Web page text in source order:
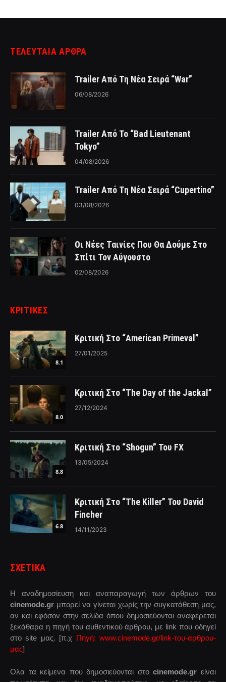
ΤΕΛΕΥΤΑΙΑ ΑΡΘΡΑ
Trailer Από Τη Νέα Σειρά “War”
06/08/2026
Trailer Από Το “Bad Lieutenant
Tokyo”
04/08/2026
Trailer Από Τη Νέα Σειρά “Cupertino”
03/08/2026
Οι Νέες Ταινίες Που Θα Δούμε Στο
Σπίτι Τον Αύγουστο
02/08/2026
ΚΡΙΤΙΚΈΣ
8.1
Κριτική Στο “American Primeval”
27/01/2025
8.0
Κριτική Στο “The Day of the Jackal”
27/12/2024
8.8
Κριτική Στο “Shogun” Του FX
13/05/2024
6.8
Κριτική Στο “The Killer” Του David
Fincher
14/11/2023
ΣΧΕΤΙΚΑ
Η αναδημοσίευση και αναπαραγωγή των άρθρων του
cinemode.gr μπορεί να γίνεται χωρίς την συγκατάθεση μας,
αν και εφόσον στην σελίδα όπου δημοσιεύονται αναφέρεται
ξεκάθαρα η πηγή του αυθεντικού άρθρου, με link που οδηγεί
στο site μας. [π.χ Πηγή: www.cinemode.gr/link-του-αρθρου-
μας]
Ολα τα κείμενα που δημοσιεύονται στοcinemode.gr είναι